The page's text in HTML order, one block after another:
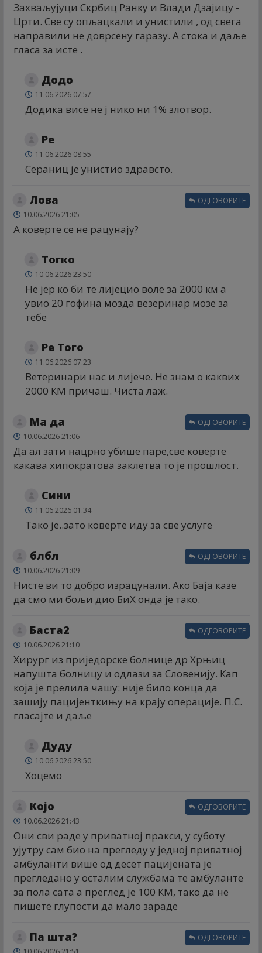
Захваљујуци Скрбиц Ранку и Влади Дзајицу -
Црти. Све су опљацкали и унистили , од свега
направили не доврсену гаразу. А стока и даље
гласа за исте .
Додо
11.06.2026 07:57
Додика висе не ј нико ни 1% злотвор.
Ре
11.06.2026 08:55
Сераниц је унистио здравсто.
Лова
10.06.2026 21:05
А коверте се не рацунају?
ОДГОВОРИТЕ
Тогко
10.06.2026 23:50
Не јер ко би те лијецио воле за 2000 км а
увио 20 гофина мозда везеринар мозе за
тебе
Ре Того
11.06.2026 07:23
Ветеринари нас и лијече. Не знам о каквих
2000 КМ причаш. Чиста лаж.
Ма да
10.06.2026 21:06
Да ал зати нацрно убише паре,све коверте
какава хипократова заклетва то је прошлост.
ОДГОВОРИТЕ
Сини
11.06.2026 01:34
Тако је..зато коверте иду за све услуге
блбл
10.06.2026 21:09
Нисте ви то добро израцунали. Ако Баја казе
да смо ми бољи дио БиХ онда је тако.
ОДГОВОРИТЕ
Баста2
10.06.2026 21:10
Хирург из приједорске болнице др Хрњиц
напушта болницу и одлази за Словенију. Кап
која је прелила чашу: није било конца да
зашију пацијенткињу на крају операције. П.С.
гласајте и даље
ОДГОВОРИТЕ
Дуду
10.06.2026 23:50
Хоцемо
Којо
10.06.2026 21:43
Они сви раде у приватној пракси, у суботу
ујутру сам био на прегледу у једној приватној
амбуланти више од десет пацијената је
прегледано у осталим службама те амбуланте
за пола сата а преглед је 100 КМ, тако да не
пишете глупости да мало зараде
ОДГОВОРИТЕ
Па шта? ОДГОВОРИТЕ